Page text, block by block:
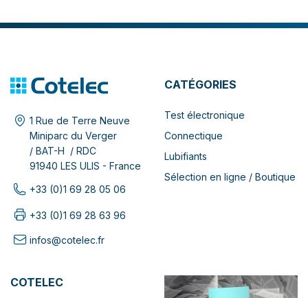
1 Rue de Terre Neuve
Miniparc du Verger
/ BAT-H / RDC
91940 LES ULIS - France
+33 (0)1 69 28 05 06
+33 (0)1 69 28 63 96
infos@cotelec.fr
CATÉGORIES
Test électronique
Connectique
Lubifiants
Sélection en ligne / Boutique
COTELEC